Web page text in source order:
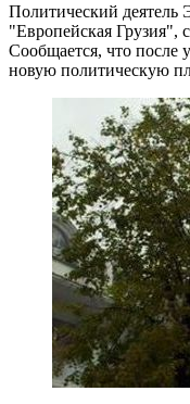
Политический деятель
"Европейская Грузия",
Сообщается, что после
новую политическую